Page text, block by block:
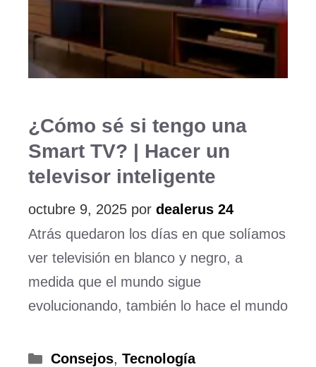
¿Cómo sé si tengo una
Smart TV? | Hacer un
televisor inteligente
octubre 9, 2025 por dealerus 24
Atrás quedaron los días en que solíamos
ver televisión en blanco y negro, a
medida que el mundo sigue
evolucionando, también lo hace el mundo
Categorías
Consejos, Tecnología